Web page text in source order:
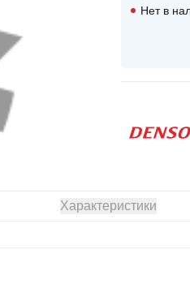
Нет в
Характеристики